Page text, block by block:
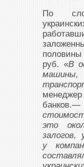
По
руб. «В
это
залогов,
у